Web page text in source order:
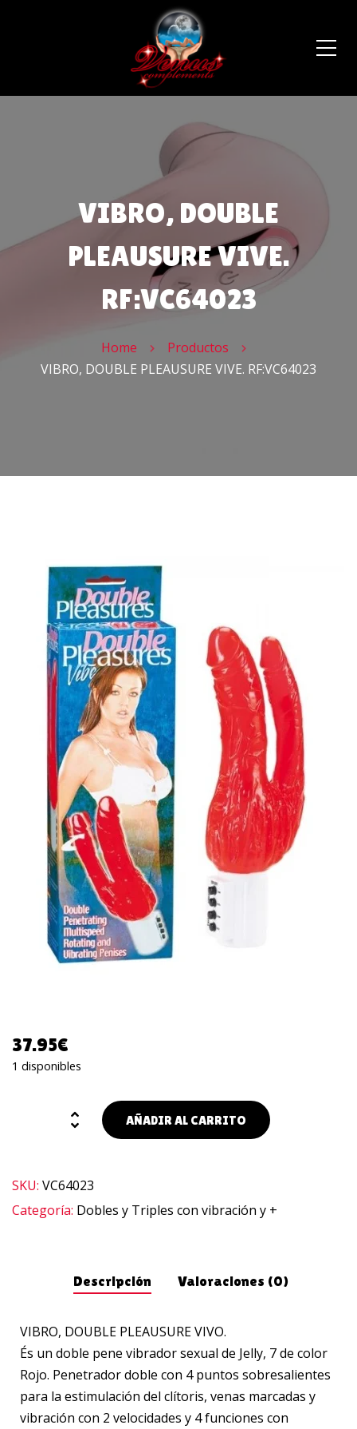
VIBRO, DOUBLE
PLEAUSURE VIVE.
RF:VC64023
Home
Productos
VIBRO, DOUBLE PLEAUSURE VIVE. RF:VC64023
37.95€
1 disponibles
AÑADIR AL CARRITO
SKU: VC64023
Categoría: Dobles y Triples con vibración y +
Descripción Valoraciones (0)
VIBRO, DOUBLE PLEAUSURE VIVO.
És un doble pene vibrador sexual de Jelly, 7 de color
Rojo. Penetrador doble con 4 puntos sobresalientes
para la estimulación del clítoris, venas marcadas y
vibración con 2 velocidades y 4 funciones con